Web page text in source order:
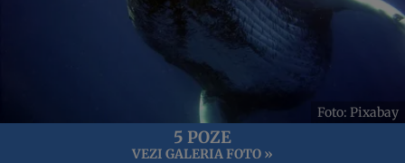
Foto: Pixabay
5 POZE
VEZI GALERIA FOTO »